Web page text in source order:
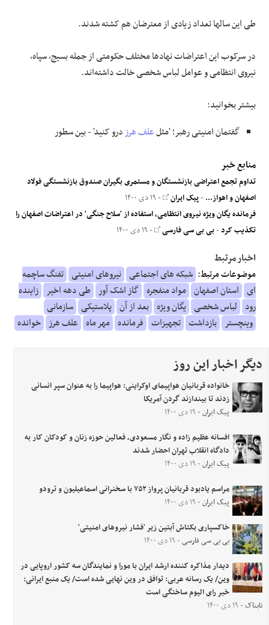
طی این سالها تعداد زیادی از معترضان هم کشته شدند.
در سرکوب این اعتراضات نهادها مختلف حکومتی از جمله بسیج، سپاه،
نیروی انتظامی و عوامل لباس شخصی خالت داشته‌اند.
بیشتر بخوانید:
گفتمان امنیتی رهبر؛ 'مثلعلف هرزدرو کنید' - بین سطور
منابع خبر
تداوم تجمع اعتراضی بازنشستگان و مستمری بگیران صندوق بازنشستگی فولاد
اصفهان و اهواز...-پیک ایران - ۱۹ دی ۱۴۰۰
فرمانده یگان ویژه نیروی انتظامی، استفاده از 'سلاح جنگی' در اعتراضات اصفهان را
تکذیب کرد-بی بی سی فارسی - ۱۹ دی ۱۴۰۰
اخبار مرتبط
موضوعات مرتبط: شبکه های اجتماعی نیروهای امنیتی تفنگ ساچمه
ای استان اصفهان مواد منفجره گاز اشک آور طی دهه اخیر زاینده
رود لباس شخصی یگان ویژه بعد از آن پلاستیکی سازمانی
وینچستر بازداشت تجهیزات فرمانده مهر ماه علف هرز خوانده
دیگر اخبار این روز
خانواده قربانیان هواپیمای اوکراینی: هواپیما را به عنوان سپر انسانی
زدند تا بیندازند گردن آمریکا
پیک ایران- ۱۹ دی ۱۴۰۰
افسانه عظیم زاده و نگار مسعودی، فعالین حوزه زنان و کودکان کار به
دادگاه انقلاب تهران احضار شدند
پیک ایران- ۱۹ دی ۱۴۰۰
مراسم یادبود قربانیان پرواز ۷۵۲ با سخنرانی اسماعیلیون و ترودو
پیک ایران- ۱۹ دی ۱۴۰۰
خاکسپاری بکتاش آبتین زیر 'فشار نیروهای امنیتی'
بی بی سی فارسی- ۱۹ دی ۱۴۰۰
دیدار مذاکره کننده ارشد ایران با مورا و نمایندگان سه کشور اروپایی در
وین/ یک رسانه عربی: توافق در وین نهایی شده است/ یک منبع ایرانی:
خبر رای الیوم ساختگی است
تابناک- ۱۹ دی ۱۴۰۰